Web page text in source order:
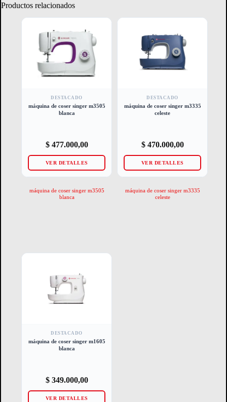
Productos relacionados
DESTACADO
máquina de coser singer m3505
blanca
$477.000,00
VER DETALLES
máquina de coser singer m3505
blanca
DESTACADO
máquina de coser singer m3335
celeste
$470.000,00
VER DETALLES
máquina de coser singer m3335
celeste
DESTACADO
máquina de coser singer m1605
blanca
$349.000,00
VER DETALLES